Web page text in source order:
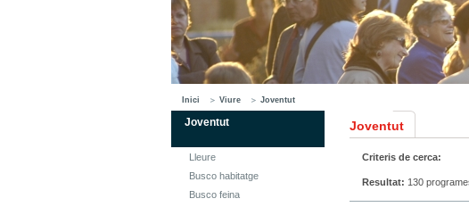
Inici Viure Joventut
Joventut
Lleure
Busco habitatge
Busco feina
Joventut
Criteris de cerca:
Resultat: 130